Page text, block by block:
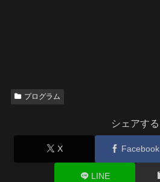
プログラム
シェアする
X Facebook
LINE